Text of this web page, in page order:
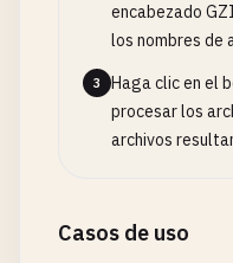
encabezado
los nombres de
3
Haga clic en el
procesar los
archivos
Casos de uso